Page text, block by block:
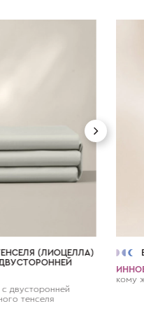
(ЛИОЦЕЛЛА)
двусторонней
тенселя
кому